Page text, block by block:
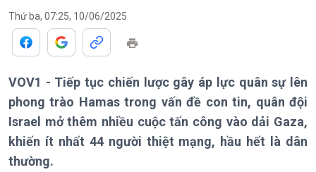
Giới thiệu
Thời sự 12h
Thời sự 18h
Thời sự 21h30
Bản tin
Chuyên mục
Thứ ba, 07:25, 10/06/2025
VOV1 - Tiếp tục chiến lược gây áp lực quân sự lên
phong trào Hamas trong vấn đề con tin, quân đội
Israel mở thêm nhiều cuộc tấn công vào dải Gaza,
khiến ít nhất 44 người thiệt mạng, hầu hết là dân
thường.